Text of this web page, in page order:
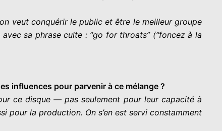
veut conquérir le public et être le meilleur groupe
sa phrase culte : “go for throats” (“foncez à la
influences pour parvenir à ce mélange ?
ce disque — pas seulement pour leur capacité à
pour la production. On s’en est servi constamment